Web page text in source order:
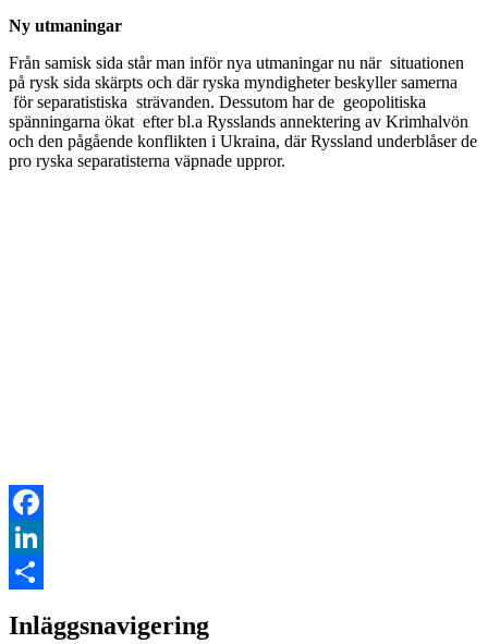
Ny utmaningar
Från samisk sida står man inför nya utmaningar nu när situationen
på rysk sida skärpts och där ryska myndigheter beskyller samerna
för separatistiska strävanden. Dessutom har de geopolitiska
spänningarna ökat efter bl.a Rysslands annektering av Krimhalvön
och den pågående konflikten i Ukraina, där Ryssland underblåser de
pro ryska separatisterna väpnade uppror.
Facebook
LinkedIn
Inläggsnavigering